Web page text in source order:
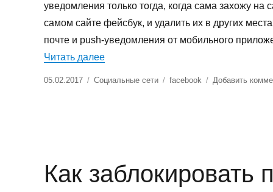
уведомления только тогда, когда сама захожу на
самом сайте фейсбук, и удалить их в других
почте и push-уведомления от мобильного
Читать далее«Как удалить уведомления в
Опубликовано
05.02.2017 Рубрики
Социальные сети Метки
facebook Добавить
Как заблокировать